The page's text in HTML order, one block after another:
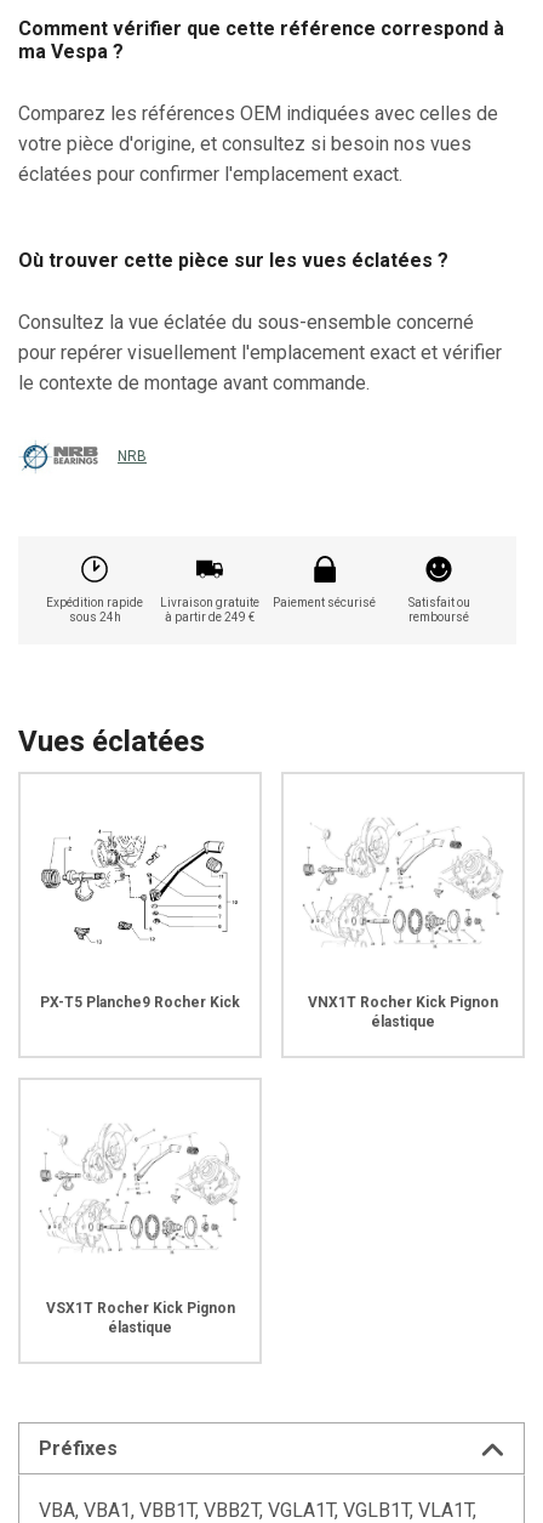
Comment vérifier que cette référence correspond à
ma Vespa ?
Comparez les références OEM indiquées avec celles de
votre pièce d'origine, et consultez si besoin nos vues
éclatées pour confirmer l'emplacement exact.
Où trouver cette pièce sur les vues éclatées ?
Consultez la vue éclatée du sous-ensemble concerné
pour repérer visuellement l'emplacement exact et vérifier
le contexte de montage avant commande.
NRB
Expédition rapide
sous 24h
Livraison gratuite
à partir de 249 €
Paiement sécurisé
Satisfait ou
remboursé
Vues éclatées
PX-T5 Planche9 Rocher Kick
VNX1T Rocher Kick Pignon
élastique
VSX1T Rocher Kick Pignon
élastique
Préfixes
VBA, VBA1, VBB1T, VBB2T, VGLA1T, VGLB1T, VLA1T,